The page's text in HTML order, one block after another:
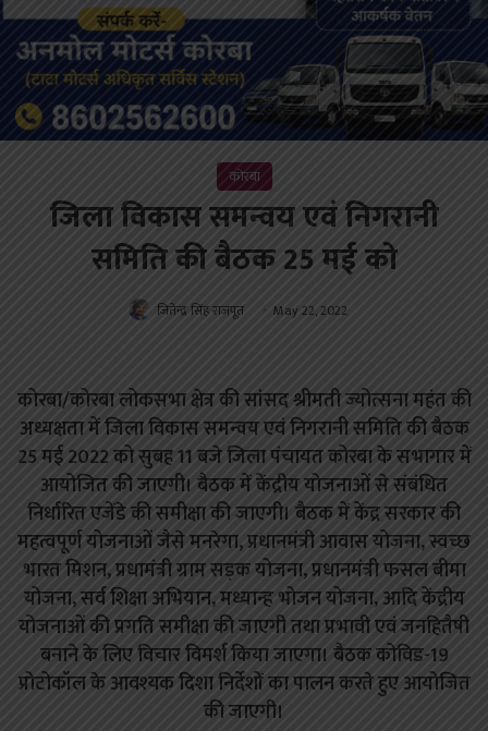
कोरबा
जिला विकास समन्वय एवं निगरानी
समिति की बैठक 25 मई को
जितेन्द्र सिंह राजपूत May 22, 2022
कोरबा/कोरबा लोकसभा क्षेत्र की सांसद श्रीमती ज्योत्सना महंत की
अध्यक्षता में जिला विकास समन्वय एवं निगरानी समिति की बैठक
25 मई 2022 को सुबह 11 बजे जिला पंचायत कोरबा के सभागार में
आयोजित की जाएगी। बैठक में केंद्रीय योजनाओं से संबंधित
निर्धारित एजेंडे की समीक्षा की जाएगी। बैठक में केंद्र सरकार की
महत्वपूर्ण योजनाओं जैसे मनरेगा, प्रधानमंत्री आवास योजना, स्वच्छ
भारत मिशन, प्रधामंत्री ग्राम सड़क योजना, प्रधानमंत्री फसल बीमा
योजना, सर्व शिक्षा अभियान, मध्यान्ह भोजन योजना, आदि केंद्रीय
योजनाओं की प्रगति समीक्षा की जाएगी तथा प्रभावी एवं जनहितैषी
बनाने के लिए विचार विमर्श किया जाएगा। बैठक कोविड-19
प्रोटोकॉल के आवश्यक दिशा निर्देशों का पालन करते हुए आयोजित
की जाएगी।